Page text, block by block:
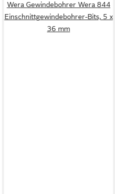
Wera Gewindebohrer Wera 844
Einschnittgewindebohrer-Bits, 5 x
36 mm